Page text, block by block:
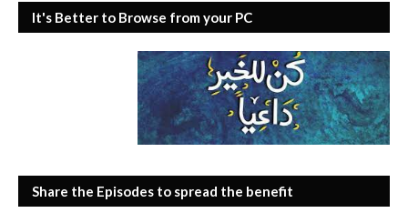
It's Better to Browse from your PC
Share the Episodes to spread the benefit